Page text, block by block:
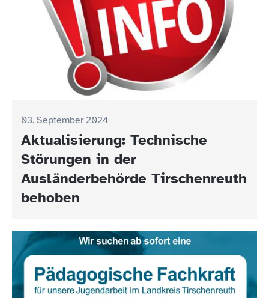
03. September 2024
Aktualisierung: Technische
Störungen in der
Ausländerbehörde Tirschenreuth
behoben